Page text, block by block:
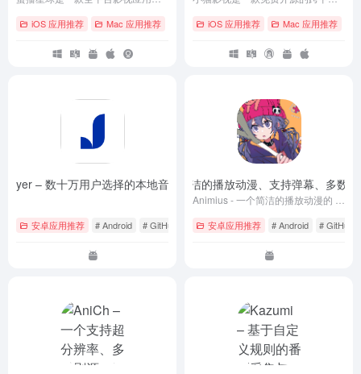
iOS 应用推荐 Mac 应用推荐 # Android # iOS # macOS
iOS 应用推荐 Mac 应用推荐
– 数十万用户选择的本地音乐播放器- 10.10.0
安卓应用推荐 # Android # GitHub # 下载
Animius – 一个简洁的播放动漫、支持弹幕、多数
安卓应用推荐 # Android # GitHub